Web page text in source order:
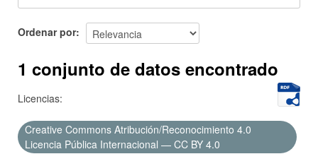
Acerca de
Ordenar por
1 conjunto de datos encontrado
Licencias:
Creative Commons Atribución/Reconocimiento 4.0
Licencia Pública Internacional — CC BY 4.0